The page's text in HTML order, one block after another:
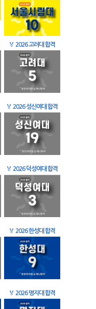
🏅 2026 고려대 합격
🏅 2026 성신여대 합격
🏅 2026 덕성여대 합격
🏅 2026 한성대 합격
🏅 2026 명지대 합격